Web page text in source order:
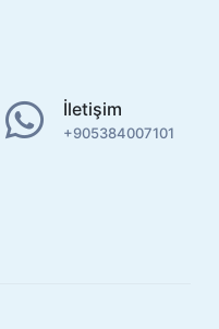
İletişim
+905384007101